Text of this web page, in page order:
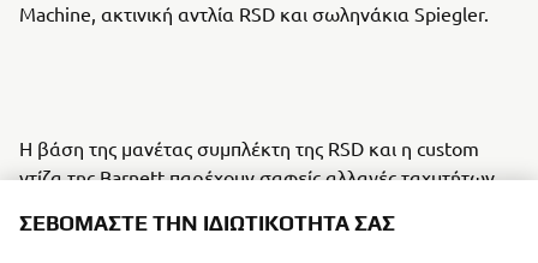
Machine, ακτινική αντλία RSD και σωληνάκια Spiegler.
Η βάση της μανέτας συμπλέκτη της RSD και η custom
ντίζα της Barnett παρέχουν σαφείς αλλαγές ταχυτήτων,
Renthal FATbar και τα υψηλής πρόσφυσης γκριπ της RSD,
ΣΕΒΌΜΑΣΤΕ ΤΗΝ ΙΔΙΩΤΙΚΌΤΗΤΆ ΣΑΣ